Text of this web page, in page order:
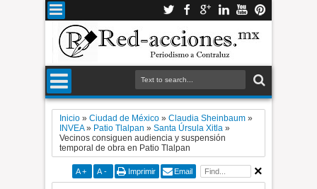
Inicio »Ciudad de México »Claudia Sheinbaum »
INVEA» Patio Tlalpan »Santa Úrsula Xitla »
Vecinos consiguen audiencia y suspensión
temporal de obra en Patio Tlalpan
A + A - Imprimir Email